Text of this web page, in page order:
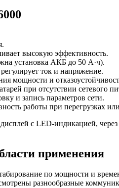
высокую эффективность.
установка АКБ до 50 А·ч).
ток и напряжение.
мощности и
при отсутствии сетевого
и запись параметров сети.
работы при перегрузках
с LED-индикацией, через
применения
по мощности и
разнообразные